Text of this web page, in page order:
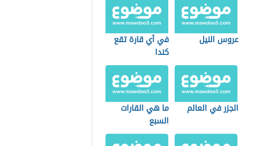
عروس النيل
في أي قارة تقع
كندا
الجزر في العالم
ما هي القارات
السبع